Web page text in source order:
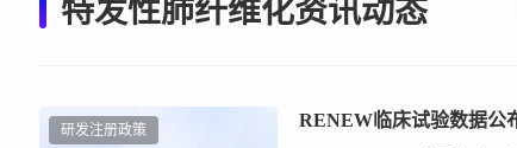
特发性肺纤维化资讯动态
研发注册政策 RENEW临床试验数据公